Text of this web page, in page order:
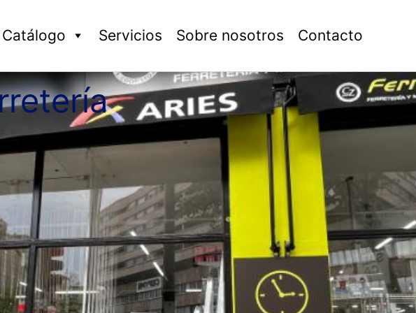
Catálogo Servicios Sobre nosotros Contacto